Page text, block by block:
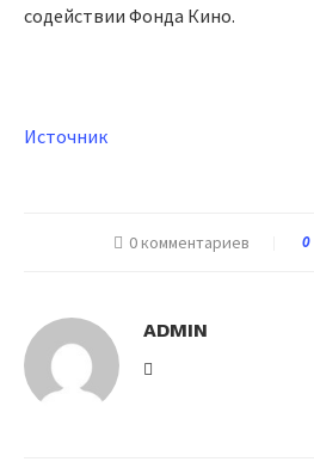
содействии Фонда Кино.
Источник
0 комментариев 0
ADMIN